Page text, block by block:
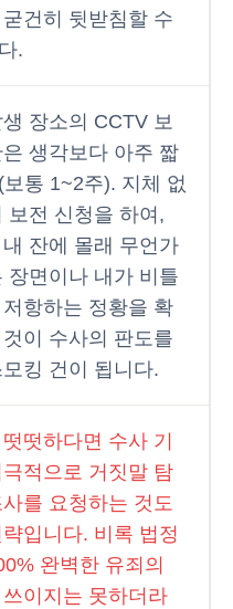
건히 뒷받침할 수
.
장소의 CCTV 보
생각보다 아주 짧
통 1~2주). 지체 없
보전 신청을 하여,
잔에 몰래 무언가
장면이나 내가 비틀
항하는 정황을 확
이 수사의 판도를
킹 건이 됩니다.
떳하다면 수사 기
적으로 거짓말 탐
를 요청하는 것도
입니다. 비록 법정
완벽한 유죄의
이지는 못하더라